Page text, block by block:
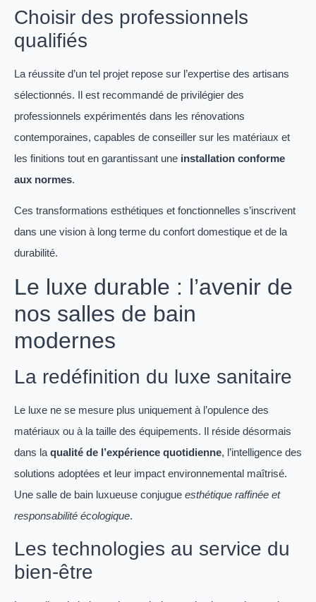
Choisir des professionnels
qualifiés
La réussite d’un tel projet repose sur l’expertise des artisans
sélectionnés. Il est recommandé de privilégier des
professionnels expérimentés dans les rénovations
contemporaines, capables de conseiller sur les matériaux et
les finitions tout en garantissant une installation conforme
aux normes.
Ces transformations esthétiques et fonctionnelles s’inscrivent
dans une vision à long terme du confort domestique et de la
durabilité.
Le luxe durable : l’avenir de
nos salles de bain
modernes
La redéfinition du luxe sanitaire
Le luxe ne se mesure plus uniquement à l’opulence des
matériaux ou à la taille des équipements. Il réside désormais
dans laqualité de l’expérience quotidienne, l’intelligence des
solutions adoptées et leur impact environnemental maîtrisé.
Une salle de bain luxueuse conjugue esthétique raffinée et
responsabilité écologique.
Les technologies au service du
bien-être